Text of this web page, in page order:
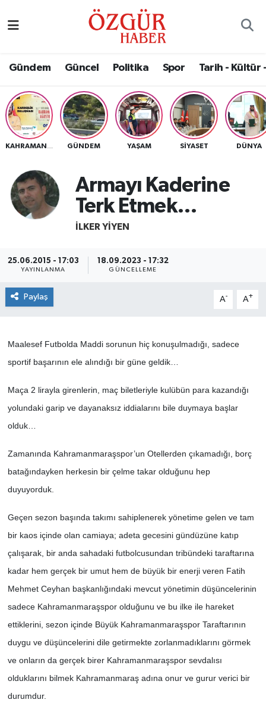
Gündem Güncel Politika Spor Tarih - Kültür
GÜNDEM YAŞAM SIYASET DÜNYA
Armayı Kaderine
Terk Etmek…
İLKER YİYEN
25.06.2015 - 17:03
YAYINLANMA
18.09.2023 - 17:32
GÜNCELLEME
Paylaş A- A+
Maalesef Futbolda Maddi sorunun hiç konuşulmadığı, sadece
sportif başarının ele alındığı bir güne geldik…
Maça 2 lirayla girenlerin, maç biletleriyle kulübün para kazandığı
yolundaki garip ve dayanaksız iddialarını bile duymaya başlar
olduk…
Zamanında Kahramanmaraşspor’un Otellerden çıkamadığı, borç
batağındayken herkesin bir çelme takar olduğunu hep
duyuyorduk.
Geçen sezon başında takımı sahiplenerek yönetime gelen ve tam
bir kaos içinde olan camiaya; adeta gecesini gündüzüne katıp
çalışarak, bir anda sahadaki futbolcusundan tribündeki taraftarına
kadar hem gerçek bir umut hem de büyük bir enerji veren Fatih
Mehmet Ceyhan başkanlığındaki mevcut yönetimin düşüncelerinin
sadece Kahramanmaraşspor olduğunu ve bu ilke ile hareket
ettiklerini, sezon içinde Büyük Kahramanmaraşspor Taraftarının
duygu ve düşüncelerini dile getirmekte zorlanmadıklarını görmek
ve onların da gerçek birer Kahramanmaraşspor sevdalısı
olduklarını bilmek Kahramanmaraş adına onur ve gurur verici bir
durumdur.
Eğitim
Ekonomi
Gündem
Politika
Sağlık
Tarih - Kültür - Sanat - Turizm
Nöbetçi Eczaneler
Namaz Vakitleri
Trafik Durumu
Tüm Manşetler
Son Dakika Haberleri
Haber Arşivi